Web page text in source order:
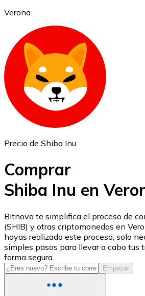
Ethereum
ETH
USD Coin
USDC
Verona
Precio de Shiba Inu
Comprar
Shiba Inu en
Bitnovo te simplifica el proceso de
(SHIB) y otras criptomonedas en
hayas realizado este proceso, solo
simples pasos para llevar a cabo tus
forma segura.
Empezar